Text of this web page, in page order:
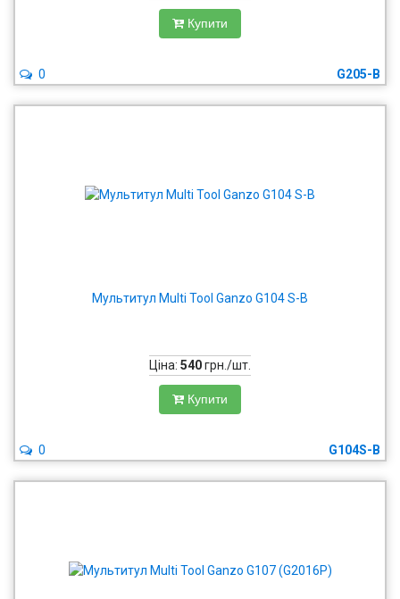
Купити
G205-B
0
Мультитул Multi Tool Ganzo G104 S-B
Ціна: 540грн./шт.
Купити
G104S-B
0